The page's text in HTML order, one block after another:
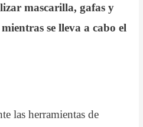
mascarilla, gafas y
se lleva a cabo el
las herramientas de